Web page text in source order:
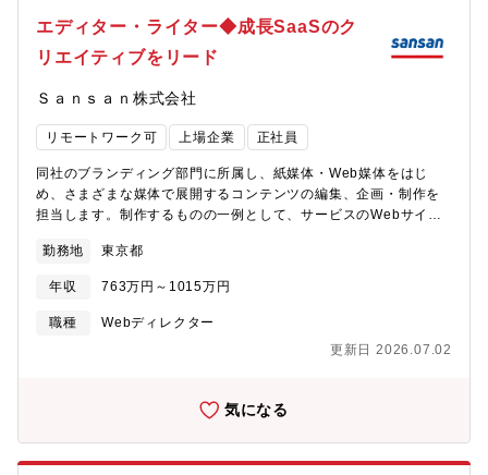
ー、フロントエンドエンジニアといったクリエイター職のメンバ
ーが在籍しており、一緒にクリエイティブの制作に取り組むこと
ができます。
エディター・ライター◆成長SaaSのク
リエイティブをリード
Ｓａｎｓａｎ株式会社
リモートワーク可 上場企業 正社員
同社のブランディング部門に所属し、紙媒体・Web媒体をはじ
め、さまざまな媒体で展開するコンテンツの編集、企画・制作を
担当します。制作するものの一例として、サービスのWebサイ
などのダウンロードコンテンツ、運営するメディアに掲載する記
事コンテンツ、イベント配布用の冊子などがあります。【担当す
る業務】■クリエイティブコンセプトの企画・開発、それに付随す
る制作業務全般■原稿執筆やコピーライティングなど、ライティン
ケティング、PRなどを目的としたWebサイト、パンフレット、各
ン業務■企画書、施策概要書、登壇資料、営業資料などのプレゼン
テーション資料の制作■イベントや広報素材の撮影時における撮影
ディレクション（静止画・動画など）【本ポジションの魅力】■こ
れまでの編集者としての経験・知見を生かして、事業会社が展開
勤務地 東京都
年収 763万円～1015万円
職種
Webディレクター
更新日 2026.07.02
気になる